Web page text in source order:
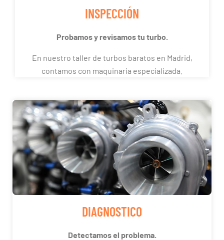
INSPECCIÓN
Probamos y revisamos tu turbo.
En nuestro taller de turbos baratos en Madrid,
contamos con maquinaria especializada.
DIAGNOSTICO
Detectamos el problema.